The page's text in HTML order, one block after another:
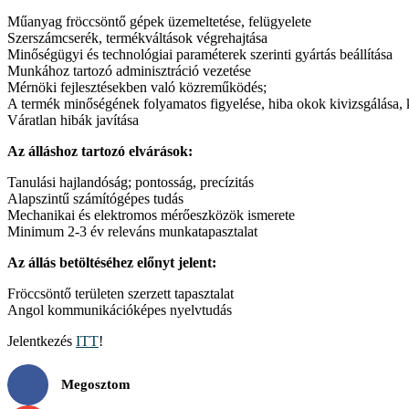
Műanyag fröccsöntő gépek üzemeltetése, felügyelete
Szerszámcserék, termékváltások végrehajtása
Minőségügyi és technológiai paraméterek szerinti gyártás beállítása
Munkához tartozó adminisztráció vezetése
Mérnöki fejlesztésekben való közreműködés;
A termék minőségének folyamatos figyelése, hiba okok kivizsgálása,
Váratlan hibák javítása
Az álláshoz tartozó elvárások:
Tanulási hajlandóság; pontosság, precízitás
Alapszintű számítógépes tudás
Mechanikai és elektromos mérőeszközök ismerete
Minimum 2-3 év releváns munkatapasztalat
Az állás betöltéséhez előnyt jelent:
Fröccsöntő területen szerzett tapasztalat
Angol kommunikációképes nyelvtudás
Jelentkezés ITT!
Megosztom